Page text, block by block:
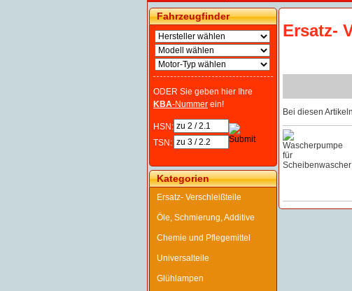
Fahrzeugfinder
ODER Sie geben hier Ihre
KBA-Nummer ein!
HSN:
TSN:
Kategorien
Ersatz- Verschleißteile
Öle, Schmierung, Additive
Chemie und Pflegemittel
Universalteile
Glühlampen
Ersatz-
Bei diesen